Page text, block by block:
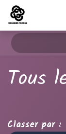
Tous
Classer par :